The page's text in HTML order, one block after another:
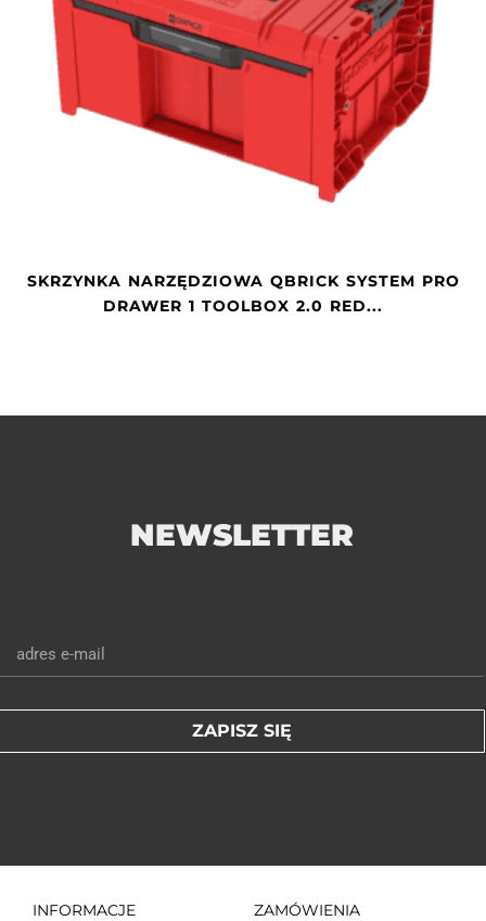
SKRZYNKA NARZĘDZIOWA QBRICK SYSTEM PRO
DRAWER 1 TOOLBOX 2.0 RED...
NEWSLETTER
ZAPISZ SIĘ
INFORMACJE ZAMÓWIENIA